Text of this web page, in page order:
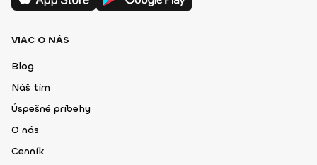
VIAC O NÁS
Blog
Náš tím
Úspešné príbehy
O nás
Cenník